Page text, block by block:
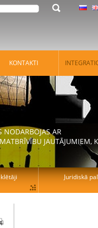
KONTAKTI
NODARBOJAS AR
JAUTĀJUMIEM,
Juridiskā